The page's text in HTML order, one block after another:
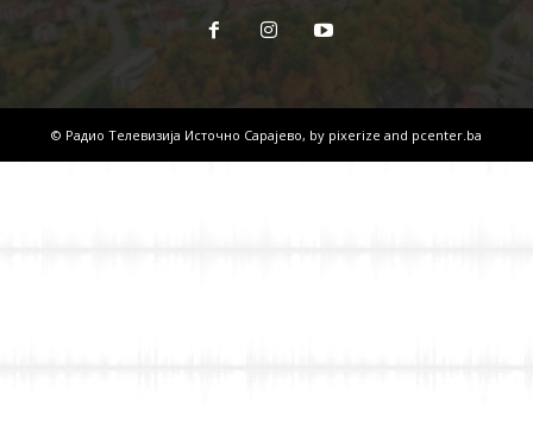
© Радио Телевизија Источно Сарајево, by pixerize and pcenter.ba